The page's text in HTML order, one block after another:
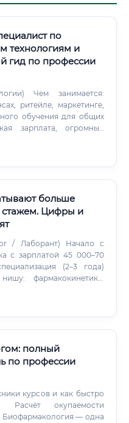
по
технологиям и
гид по профессии
Чем занимается:
ритейле, маркетинге,
обучения для общих
зарплата, огромный
больше
стажем. Цифры и
/ Лаборант) Начало с
с зарплатой 45 000–70
(2–3 года)
фармакокинетика,
полный
по профессии
курсов и как быстро
окупаемости